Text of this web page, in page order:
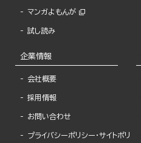
マンガよもんが
試し読み
企業情報
会社概要
採用情報
お問い合わせ
プライバシーポリシー・サイトポリ